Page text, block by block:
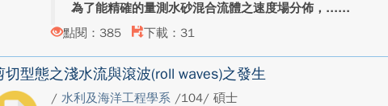
為了能精確的量測水砂混合流體之速度場分佈，...
點閱：385
下載：31
切型態之淺水流與滾波(roll waves)之發生
/水利及海洋工程學系 /104/ 碩士